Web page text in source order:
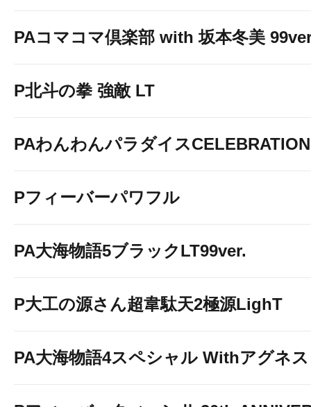
PAコマコマ倶楽部 with 坂本冬美
P北斗の拳 強敵 LT
PAわんわんパラダイスCELEBRATION
Pフィーバーパワフル
PA大海物語5ブラックLT99ver.
P大工の源さん超韋駄天2極源LighT
PA大海物語4スペシャル Withアグネ